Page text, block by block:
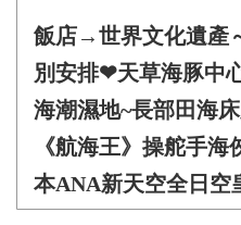
飯店→世界文化遺產
別安排❤天草海豚中
海潮濕地~長部田海
《航海王》操舵手
本ANA新天空全日空